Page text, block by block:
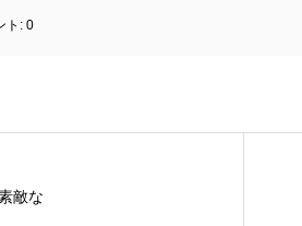
ト: 0
敵な